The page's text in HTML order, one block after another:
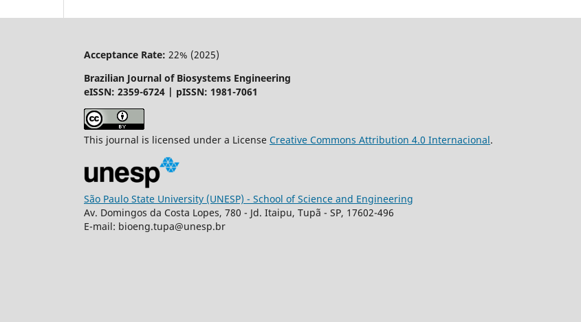
Acceptance Rate: 22% (2025)
Brazilian Journal of Biosystems Engineering
eISSN: 2359-6724 | pISSN: 1981-7061
This journal is licensed under a License Creative Commons Attribution 4.0 Internacional.
São Paulo State University (UNESP) - School of Science and Engineering
Av. Domingos da Costa Lopes, 780 - Jd. Itaipu, Tupã - SP, 17602-496
E-mail: bioeng.tupa@unesp.br